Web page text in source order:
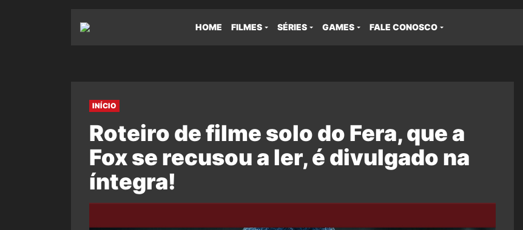
HOME FILMES SÉRIES GAMES FALE CONOSCO
INÍCIO
Roteiro de filme solo do Fera, que a
Fox se recusou a ler, é divulgado na
íntegra!